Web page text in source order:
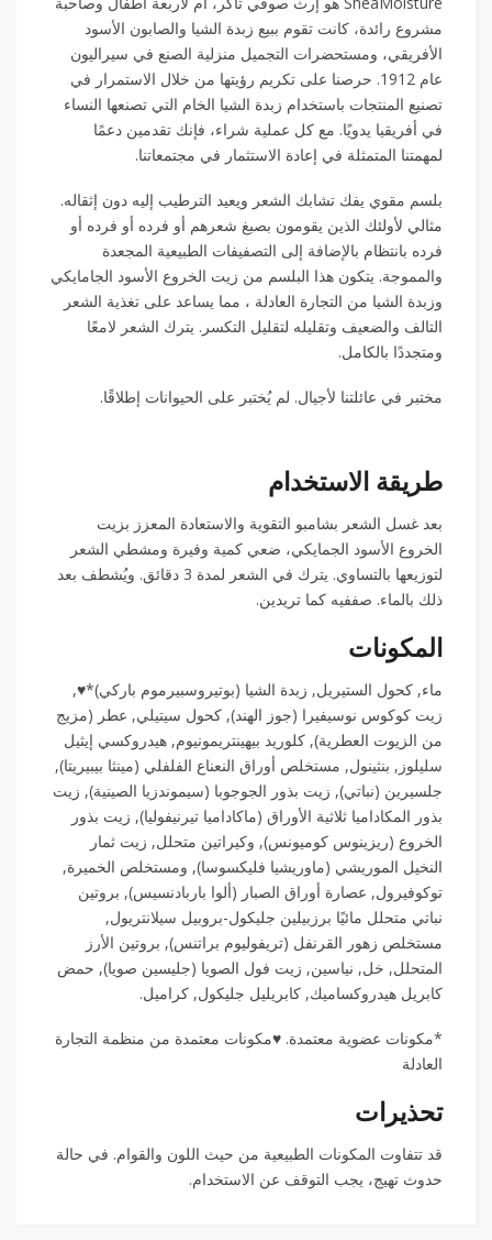
مشروع رائدة، كانت تقوم ببيع زبدة الشيا والصابون الأسود
الأفريقي، ومستحضرات التجميل منزلية الصنع في سيراليون
عام 1912. حرصنا على تكريم رؤيتها من خلال الاستمرار في
تصنيع المنتجات باستخدام زبدة الشيا الخام التي تصنعها النساء
في أفريقيا يدويًا. مع كل عملية شراء، فإنك تقدمين دعمًا
لمهمتنا المتمثلة في إعادة الاستثمار في مجتمعاتنا.
بلسم مقوي يفك تشابك الشعر ويعيد الترطيب إليه دون إثقاله.
مثالي لأولئك الذين يقومون بصبغ شعرهم أو فرده أو فرده أو
فرده بانتظام بالإضافة إلى التصفيفات الطبيعية المجعدة
والمموجة. يتكون هذا البلسم من زيت الخروع الأسود الجامايكي
وزبدة الشيا من التجارة العادلة ، مما يساعد على تغذية الشعر
التالف والضعيف وتقليله لتقليل التكسر. يترك الشعر لامعًا
ومتجددًا بالكامل.
مختبر في عائلتنا لأجيال. لم يُختبر على الحيوانات إطلاقًا.
طريقة الاستخدام
بعد غسل الشعر بشامبو التقوية والاستعادة المعزز بزيت
الخروع الأسود الجمايكي، ضعي كمية وفيرة ومشطي الشعر
لتوزيعها بالتساوي. يترك في الشعر لمدة 3 دقائق. ويُشطف بعد
ذلك بالماء. صففيه كما تريدين.
المكونات
ماء, كحول الستيريل, زبدة الشيا (بوتيروسبيرموم باركي)*♥,
زيت كوكوس نوسيفيرا (جوز الهند), كحول سيتيلي, عطر (مزيج
من الزيوت العطرية), كلوريد بيهينتريمونيوم, هيدروكسي إيثيل
سليلوز, بنثينول, مستخلص أوراق النعناع الفلفلي (مينثا بيبيريتا),
جلسيرين (نباتي), زيت بذور الجوجوبا (سيموندزيا الصينية), زيت
بذور المكاداميا ثلاثية الأوراق (ماكاداميا تيرنيفوليا), زيت بذور
الخروع (ريزينوس كوميونس), وكيراتين متحلل, زيت ثمار
النخيل الموريشي (ماوريشيا فليكسوسا), ومستخلص الخميرة,
توكوفيرول, عصارة أوراق الصبار (ألوا باربادنسيس), بروتين
نباتي متحلل مائيًا برزبيلين جليكول-بروبيل سيلانتريول,
مستخلص زهور القرنفل (تريفوليوم براتنس), بروتين الأرز
المتحلل, خل, نياسين, زيت فول الصويا (جليسين صويا), حمض
كابريل هيدروكساميك, كابريليل جليكول, كراميل.
*مكونات عضوية معتمدة. ♥مكونات معتمدة من منظمة التجارة
العادلة
تحذيرات
قد تتفاوت المكونات الطبيعية من حيث اللون والقوام. في حالة
حدوث تهيج، يجب التوقف عن الاستخدام.